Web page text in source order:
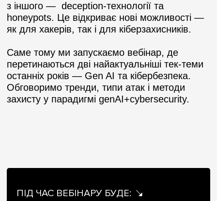
з іншого — deception-технології та
honeypots. Це відкриває нові можливості —
як для хакерів, так і для кіберзахисників.
Саме тому ми запускаємо вебінар, де
перетинаються дві найактуальніші тек-теми
останніх років — Gen AI та кібербезпека.
Обговоримо тренди, типи атак і методи
захисту у парадигмі genAI+cybersecurity.
ПІД ЧАС ВЕБІНАРУ БУДЕ: